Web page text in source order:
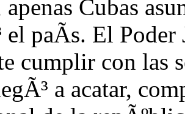
Cubas
el paÃ­s. El
cumplir con las
a acatar,